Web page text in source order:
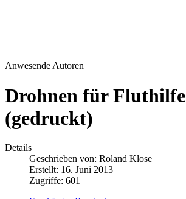
Anwesende Autoren
Drohnen für Fluthilfe
(gedruckt)
Details
Geschrieben von: Roland Klose
Erstellt: 16. Juni 2013
Zugriffe: 601